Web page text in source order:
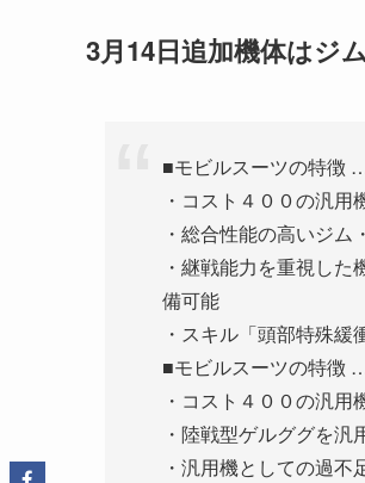
3月14日追加機体はジ
■モビルスーツの特徴
・コスト４００の汎用
・総合性能の高いジ
・継戦能力を重視し
備可能
・スキル「頭部特殊緩
■モビルスーツの特徴
・コスト４００の汎用
・陸戦型ゲルググを
・汎用機としての過